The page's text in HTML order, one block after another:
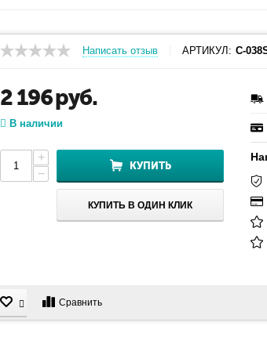
Написать отзыв АРТИКУЛ: С-
2 196руб.
В наличии
+
−
КУПИТЬ
КУПИТЬ В ОДИН КЛИК
Сравнить